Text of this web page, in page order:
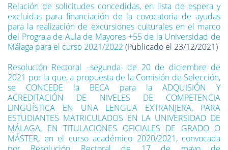
Relación de solicitudes concedidas, en lista de espera y
excluidas para financiación de la covocatoria de ayudas
para la realización de excursiones culturales en el marco
del Progra,a de Aula de Mayores +55 de la Universidad de
Málaga para el curso 2021/2022 (Publicado el 23/12/2021)
Resolución Rectoral –segunda- de 20 de diciembre de
2021 por la que, a propuesta de la Comisión de Selección,
se CONCEDE la BECA para la ADQUISIÓN Y
ACREDITACIÓN DE NIVELES DE COMPETENCIA
LINGÜÍSTICA EN UNA LENGUA EXTRANJERA, PARA
ESTUDIANTES MATRICULADOS EN LA UNIVERSIDAD DE
MÁLAGA, EN TITULACIONES OFICIALES DE GRADO O
MÁSTER, en el curso académico 2020/2021, convocada